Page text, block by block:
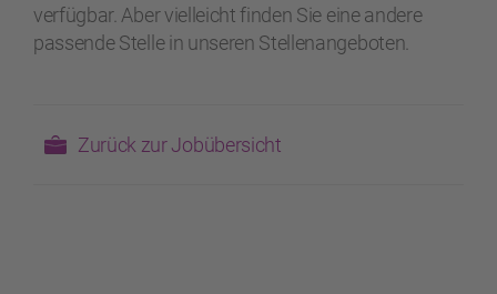
verfügbar. Aber vielleicht finden Sie eine andere
passende Stelle in unseren Stellenangeboten.
Zurück zur Jobübersicht